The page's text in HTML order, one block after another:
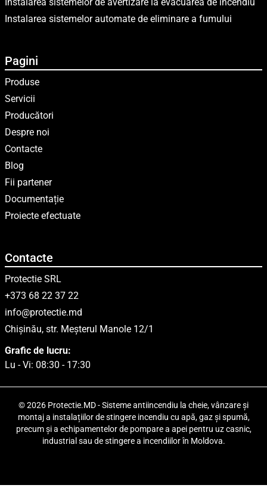
Instalarea sistemelor automate de eliminare a fumului
Pagini
Produse
Servicii
Producători
Despre noi
Contacte
Blog
Fii partener
Documentație
Proiecte efectuate
Contacte
Protectie SRL
+373 68 22 37 22
info@protectie.md
Chișinău, str. Meșterul Manole 12/1
Grafic de lucru:
Lu - Vi: 08:30 - 17:30
© 2026 Protectie.MD - Sisteme antiincendiu la cheie, vânzare și
montaj a instalațiilor de stingere incendiu cu apă, gaz și spumă,
precum și a echipamentelor de pompare a apei pentru uz casnic,
industrial sau de stingere a incendiilor în Moldova.